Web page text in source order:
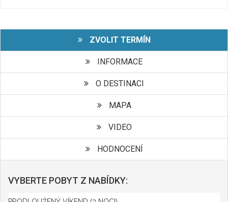
ZVOLIT TERMÍN
INFORMACE
O DESTINACI
MAPA
VIDEO
HODNOCENÍ
VYBERTE POBYT Z NABÍDKY: